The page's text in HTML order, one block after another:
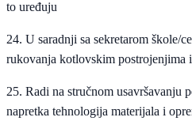
to uređuju
24. U saradnji sa sekretarom škole/
rukovanja kotlovskim postrojenjima
25. Radi na stručnom usavršavanju
napretka tehnologija materijala i